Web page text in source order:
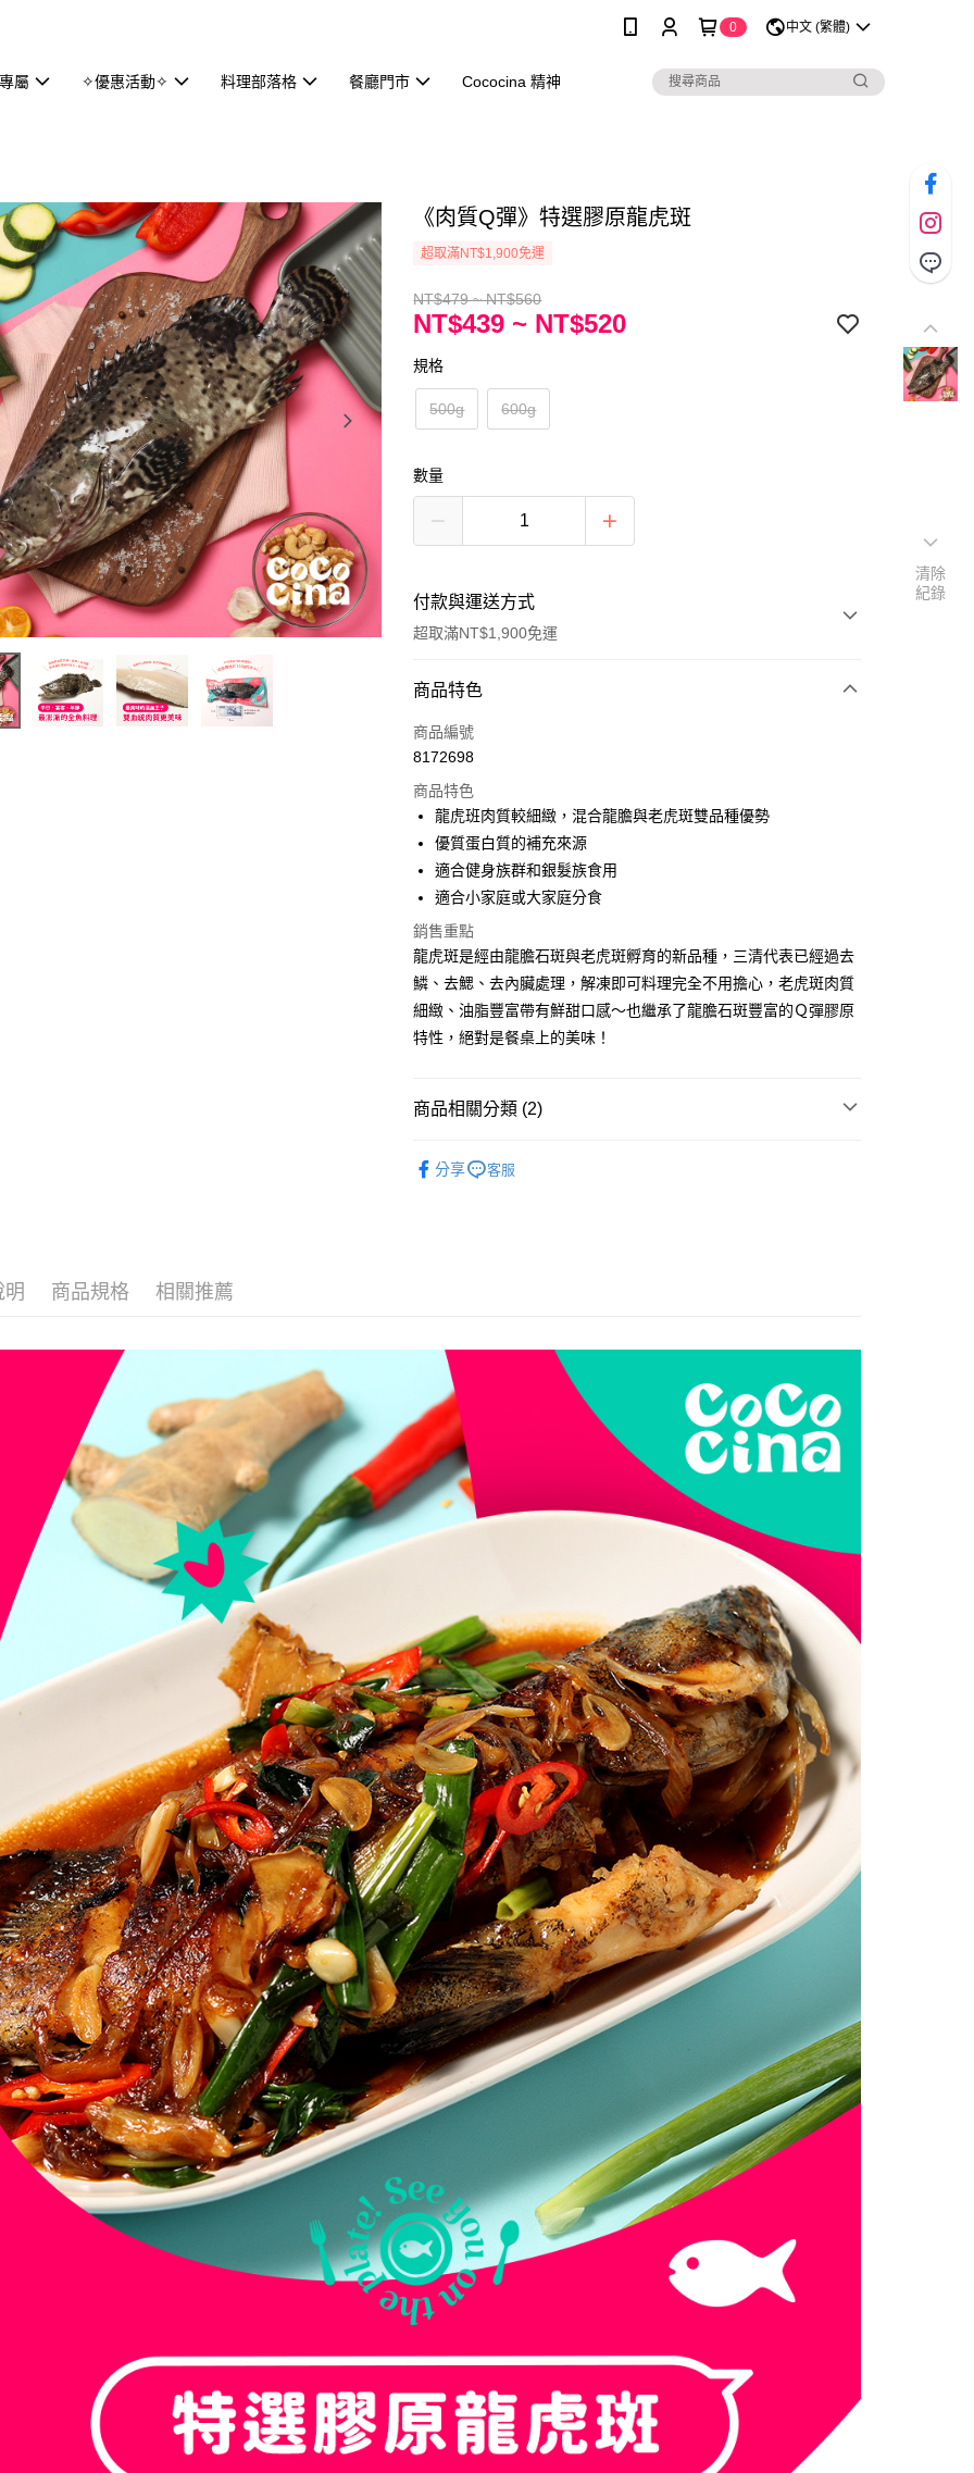
0 中文 (繁體)
屬 ✧優惠活動✧ 料理部落格 餐廳門市 Cococina 精神
《肉質Q彈》特選膠原龍虎斑
超取滿NT$1,900免運
NT$479 ~ NT$560
NT$439 ~ NT$520
規格
500g 600g
數量
付款與運送方式
超取滿NT$1,900免運
付款方式
信用卡一次付款
Apple Pay
ATM付款
貨到付款
運送方式
冷凍7-11取貨(快速到店)
每筆NT$210，滿NT$1,900(含以上)免運費
每筆NT$210，滿NT$1,900(含以上)免運費
每筆NT$240，滿NT$1,900(含以上)免運費
商品特色
商品編號
8172698
商品特色
龍虎班肉質較細緻，混合龍膽與老虎斑雙品種優勢
優質蛋白質的補充來源
適合健身族群和銀髮族食用
適合小家庭或大家庭分食
銷售重點
龍虎斑是經由龍膽石斑與老虎斑孵育的新品種，三清代表已經過去
鱗、去鰓、去內臟處理，解凍即可料理完全不用擔心，老虎斑肉質
細緻、油脂豐富帶有鮮甜口感～也繼承了龍膽石斑豐富的Ｑ彈膠原
特性，絕對是餐桌上的美味！
商品相關分類 (2)
分享 客服
明 商品規格 相關推薦
清除
紀錄